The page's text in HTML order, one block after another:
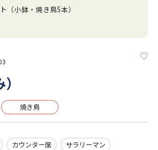
（小鉢・焼き鳥5本）
焼き鳥
カウンター席
サラリーマン